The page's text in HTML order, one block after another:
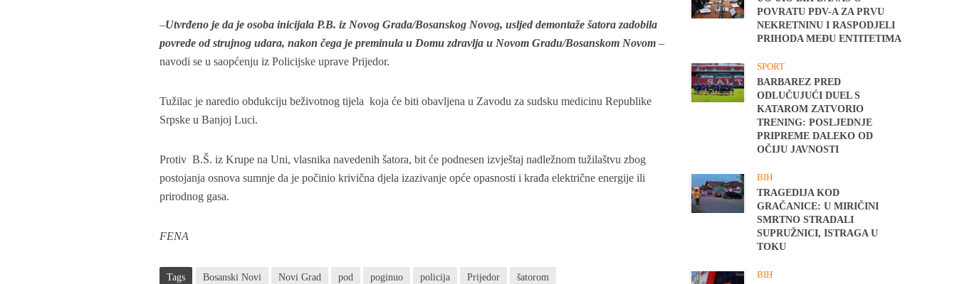
–Utvrđeno je da je osoba inicijala P.B. iz Novog Grada/Bosanskog Novog, usljed demontaže šatora zadobila
povrede od strujnog udara, nakon čega je preminula u Domu zdravlja u Novom Gradu/Bosanskom Novom –
navodi se u saopćenju iz Policijske uprave Prijedor.
Tužilac je naredio obdukciju beživotnog tijela koja će biti obavljena u Zavodu za sudsku medicinu Republike
Srpske u Banjoj Luci.
Protiv B.Š. iz Krupe na Uni, vlasnika navedenih šatora, bit će podnesen izvještaj nadležnom tužilaštvu zbog
postojanja osnova sumnje da je počinio krivična djela izazivanje opće opasnosti i krađa električne energije ili
prirodnog gasa.
FENA
Tags Bosanski Novi Novi Grad pod poginuo policija Prijedor šatorom
POVRATU PDV-A ZA PRVU
NEKRETNINU I RASPODJELI
PRIHODA MEĐU ENTITETIMA
SPORT
BARBAREZ PRED
ODLUČUJUĆI DUEL S
KATAROM ZATVORIO
TRENING: POSLJEDNJE
PRIPREME DALEKO OD
OČIJU JAVNOSTI
BIH
TRAGEDIJA KOD
GRAČANICE: U MIRIČINI
SMRTNO STRADALI
SUPRUŽNICI, ISTRAGA U
TOKU
BIH